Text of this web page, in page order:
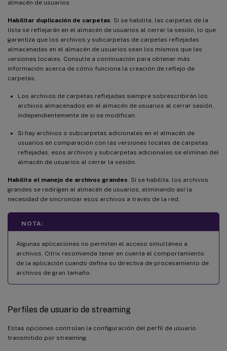
almacén de usuarios.
Habilitar duplicación de carpetas . Si se habilita, las carpetas de la
lista se reflejarán en el almacén de usuarios al cerrar la sesión, lo que
garantiza que los archivos y subcarpetas de carpetas reflejadas
almacenadas en el almacén de usuarios sean los mismos que las
versiones locales. Consulte a continuación para obtener más
información acerca de cómo funciona la creación de reflejo de
carpetas.
Los archivos de carpetas reflejadas siempre sobrescribirán los
archivos almacenados en el almacén de usuarios al cerrar sesión,
independientemente de si se modifican.
Si hay archivos o subcarpetas adicionales en el almacén de
usuarios en comparación con las versiones locales de carpetas
reflejadas, esos archivos y subcarpetas adicionales se eliminan del
almacén de usuarios al cerrar la sesión.
Habilite el manejo de archivos grandes . Si se habilita, los archivos
grandes se redirigen al almacén de usuarios, eliminando así la
necesidad de sincronizar esos archivos a través de la red.
NOTA:
Algunas aplicaciones no permiten el acceso simultáneo a
archivos. Citrix recomienda tener en cuenta el comportamiento
de la aplicación cuando defina su directiva de procesamiento de
archivos de gran tamaño.
Perfiles de usuario de streaming
Estas opciones controlan la configuración del perfil de usuario
transmitido por streaming.